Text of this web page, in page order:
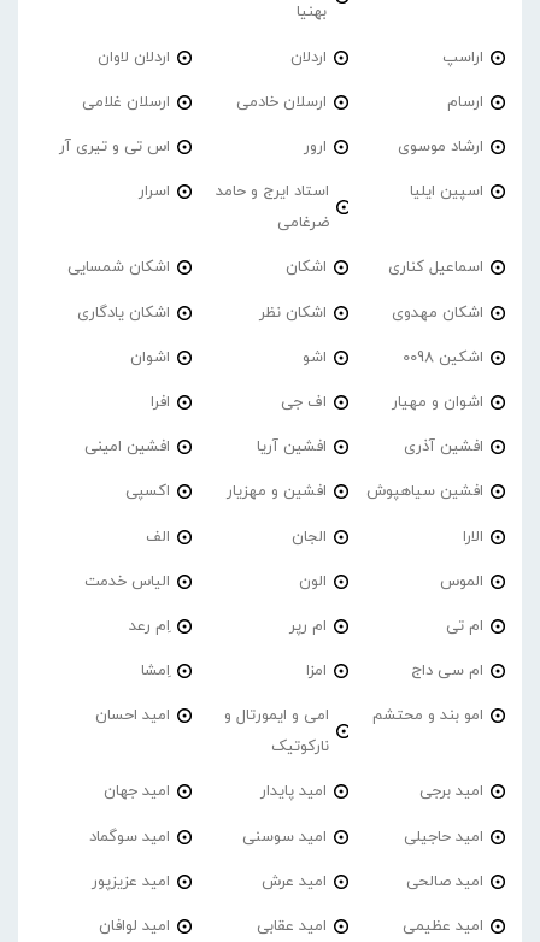
بهنیا
اراسپ اردلان اردلان لاوان
ارسام ارسلان خادمی ارسلان غلامی
ارشاد موسوی ارور اس تی و تیری آر
اسپین ایلیا
استاد ایرج و حامد
ضرغامی
اسرار
اسماعیل کناری اشکان اشکان شمسایی
اشکان مهدوی اشکان نظر اشکان یادگاری
اشکین 0098 اشو اشوان
اشوان و مهیار اف جی افرا
افشین آذری افشین آریا افشین امینی
افشین سیاهپوش افشین و مهزیار اکسپی
الارا الجان الف
الموس الون الیاس خدمت
ام تی ام رپر اِم رعد
ام سی داج امزا اِمشا
امو بند و محتشم
امی و ایمورتال و
نارکوتیک
امید احسان
امید برجی امید پایدار امید جهان
امید حاجیلی امید سوسنی امید سوگماد
امید صالحی امید عرش امید عزیزپور
امید عظیمی امید عقابی امید لوافان